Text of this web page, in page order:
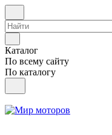
Каталог
По всему сайту
По каталогу